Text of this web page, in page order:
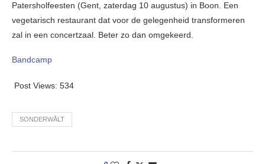
Patersholfeesten (Gent, zaterdag 10 augustus) in Boon. Een
vegetarisch restaurant dat voor de gelegenheid transformeren
zal in een concertzaal. Beter zo dan omgekeerd.
Bandcamp
Post Views: 534
SONDERWÅLT